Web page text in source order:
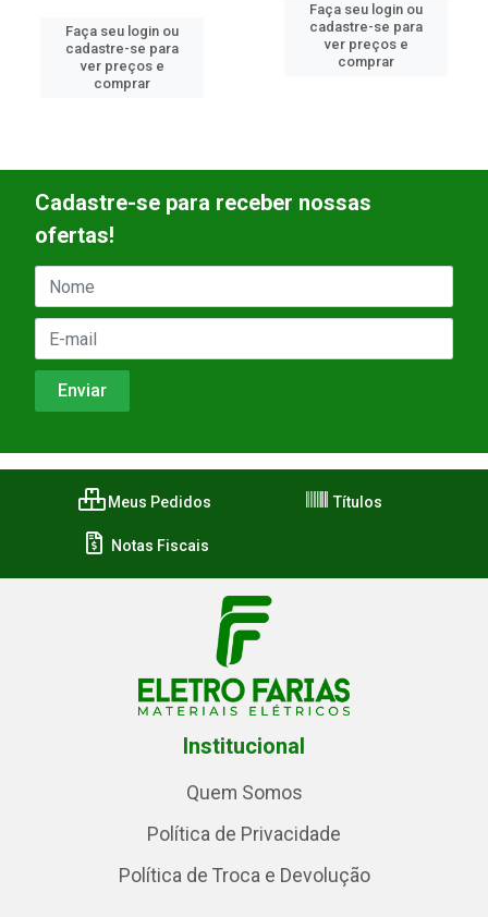
Faça seu login ou
cadastre-se para
ver preços e
comprar
Faça seu login ou
cadastre-se para
ver preços e
comprar
Cadastre-se para receber nossas
ofertas!
Meus Pedidos Títulos
Notas Fiscais
Institucional
Quem Somos
Política de Privacidade
Política de Troca e Devolução